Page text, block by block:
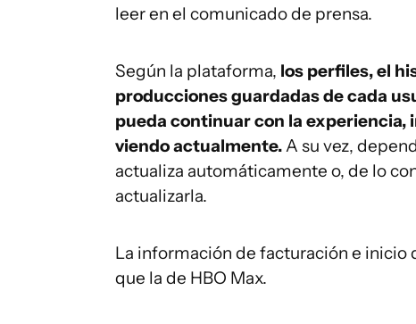
leer en el comunicado de prensa.
Según la plataforma, los perfiles, el
producciones guardadas de cada
pueda continuar con la experiencia,
viendo actualmente.A su vez,
actualiza automáticamente o, de lo
actualizarla.
La información de facturación e inicio
que la de HBO Max.